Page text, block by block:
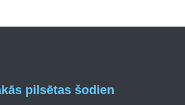
pilsētas šodien